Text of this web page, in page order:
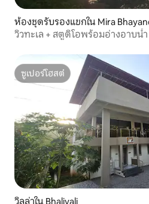
ห้องชุดรับรองแขกใน Mira
วิวทะเล + สตูดิโอพร้อมอ่างอาบน้
ซูเปอร์โฮสต์
ซูเปอร์โฮสต์
วิลล่าใน Bhalivali